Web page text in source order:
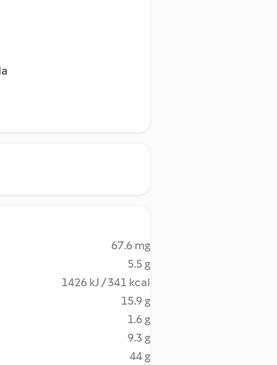
67.6 mg
5.5 g
1426 kJ / 341 kcal
15.9 g
1.6 g
9.3 g
44 g